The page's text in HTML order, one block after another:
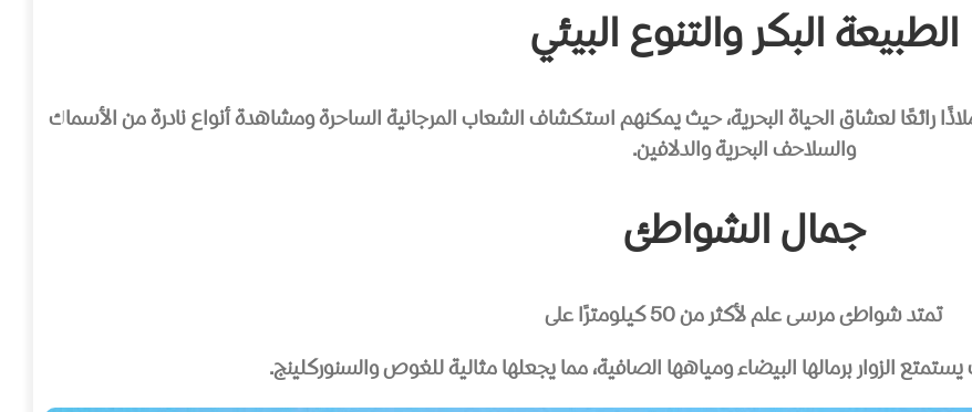
الطبيعة البكر والتنوع البيئي
رائعًا لعشاق الحياة البحرية، حيث يمكنهم استكشاف الشعاب المرجانية الساحرة ومشاهدة أنواع نادرة من الأسماك
والسلاحف البحرية والدلافين.
جمال الشواطئ
تمتد شواطئ مرسى علم لأكثر من 50 كيلومترًا على
يستمتع الزوار برمالها البيضاء ومياهها الصافية، مما يجعلها مثالية للغوص والسنوركلينج.